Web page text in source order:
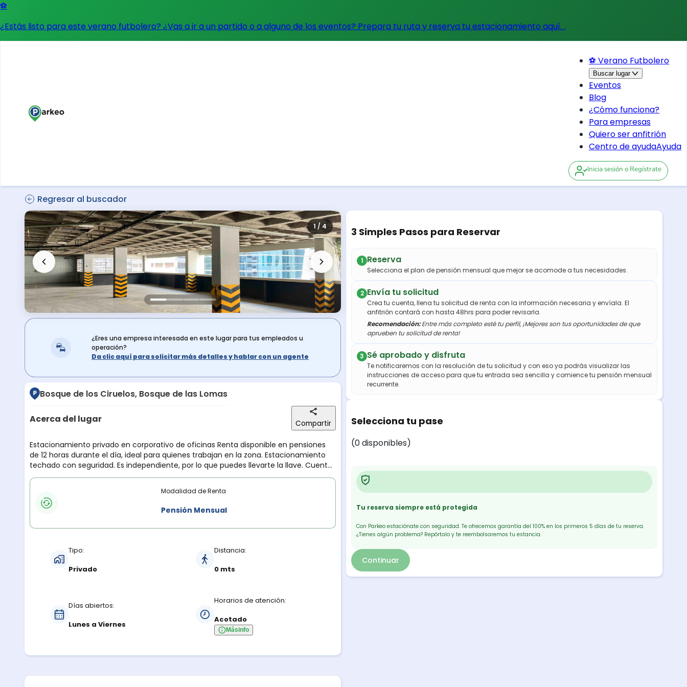
⚽
¿Estás listo para este verano futbolero? ¿Vas a ir a un partido o a alguno de los eventos? Prepara tu ruta y reserva tu estacionamiento aquí. .
⚽ Verano Futbolero
Buscar lugar
Eventos
Blog
¿Cómo funciona?
Para empresas
Quiero ser anfitrión
Centro de ayudaAyuda
Inicia sesión o Regístrate
Regresar al buscador
1 / 4
¿Eres una empresa interesada en este lugar para tus empleados u
operación?
Da clic aquí para solicitar más detalles y hablar con un agente
Bosque de los Ciruelos, Bosque de las Lomas
Acerca del lugar Compartir
Descripción del lugar
Estacionamiento privado en corporativo de oficinas Renta disponible en pensiones
de 12 horas durante el día, ideal para quienes trabajan en la zona. Estacionamiento
techado con seguridad. Es independiente, por lo que puedes llevarte la llave. Cuenta
con baños básicos.
Modalidades de renta
Modalidad de Renta
Pensión Mensual
Tipo:
Privado
Distancia:
0 mts
Días abiertos:
Lunes a Viernes
Horarios de atención:
Acotado
Másinfo
3 Simples Pasos para Reservar
1 Reserva
Selecciona el plan de pensión mensual que mejor se acomode a tus necesidades.
2 Envía tu solicitud
Crea tu cuenta, llena tu solicitud de renta con la información necesaria y envíala. El
anfitrión contará con hasta 48hrs para poder revisarla.
Recomendación:Entre más completo esté tu perfil, ¡Mejores son tus oportunidades de que
aprueben tu solicitud de renta!
3 Sé aprobado y disfruta
Te notificaremos con la resolución de tu solicitud y con eso ya podrás visualizar las
instrucciones de acceso para que tu entrada sea sencilla y comience tu pensión mensual
recurrente.
Selecciona tu pase
(0 disponibles)
Tu reserva siempre está protegida
Con Parkeo estaciónate con seguridad. Te ofrecemos garantía del 100% en los primeros 5 días de tu reserva.
¿Tienes algún problema? Repórtalo y te reembolsaremos tu estancia.
Continuar